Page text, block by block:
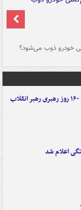
خودرو ذوب می‌شود؟
اعلام شد